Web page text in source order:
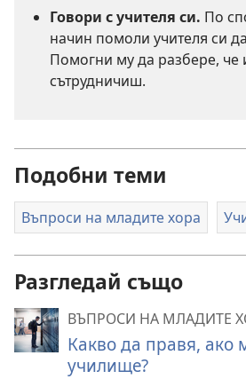
Говори с учителя си. По
начин помоли учителя си
Помогни му да разбере, че
сътрудничиш.
Подобни теми
Въпроси на младите хора
Разгледай също
ВЪПРОСИ НА МЛАДИТЕ
Какво да правя, ако
училище?